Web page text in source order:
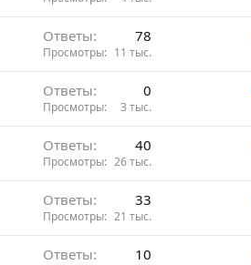
Ответы 78
Просмотры 11 тыс.
Ответы 0
Просмотры 3 тыс.
Ответы 40
Просмотры 26 тыс.
Ответы 33
Просмотры 21 тыс.
Ответы 10